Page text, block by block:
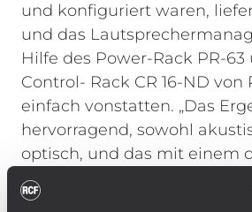
und konfiguriert waren,
und das
Hilfe des Power-Rack PR-63
Control- Rack CR 16-ND von
einfach vonstatten. „Das
hervorragend, sowohl
optisch, und das mit einem
geringeren Zeitaufwand als
Arrays der Main-PA mit